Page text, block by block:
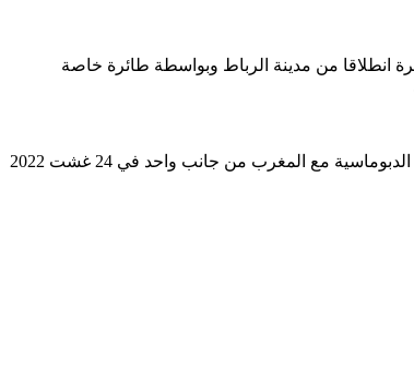
انطلاقا من مدينة الرباط وبواسطة طائرة خاصة